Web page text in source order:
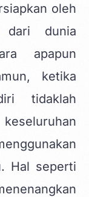
oleh
dunia
apapun
ketika
tidaklah
Hal seperti